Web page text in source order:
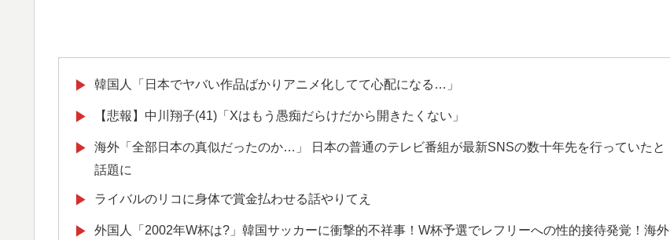
▶ 韓国人「日本でヤバい作品ばかりアニメ化してて心配になる…」
▶ 【悲報】中川翔子(41)「Xはもう愚痴だらけだから開きたくない」
▶
海外「全部日本の真似だったのか…」 日本の普通のテレビ番組が最新SNSの数十年先を行っていたと
話題に
▶ ライバルのリコに身体で賞金払わせる話やりてえ
▶
外国人「2002年W杯は?」韓国サッカーに衝撃的不祥事！W杯予選でレフリーへの性的接待発覚！海外